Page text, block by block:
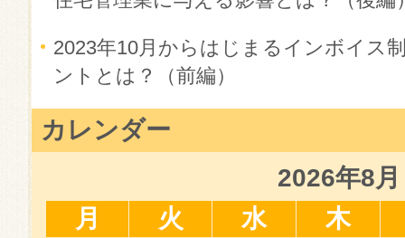
2023年10月からはじまるインボイス
ントとは？（前編）
カレンダー
2026年8月
月
火 水 木